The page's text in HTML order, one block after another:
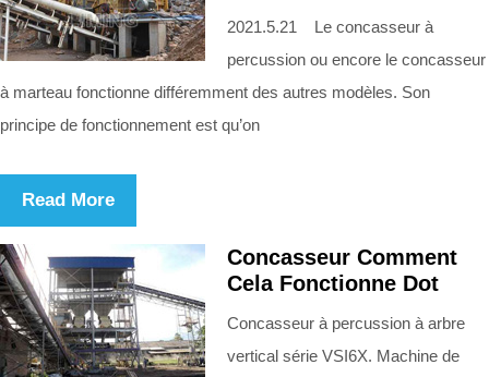
2021.5.21 Le concasseur à
percussion ou encore le concasseur
à marteau fonctionne différemment des autres modèles. Son
principe de fonctionnement est qu’on
Read More
Concasseur Comment
Cela Fonctionne Dot
Concasseur à percussion à arbre
vertical série VSI6X. Machine de